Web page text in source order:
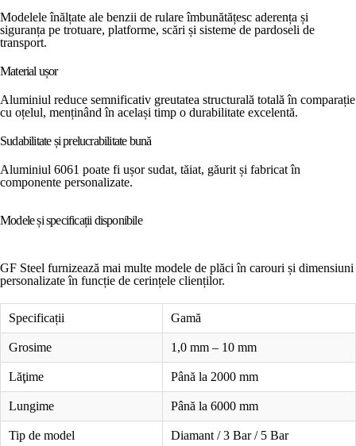
Modelele înălțate ale benzii de rulare îmbunătățesc aderența și
siguranța pe trotuare, platforme, scări și sisteme de pardoseli de
transport.
Material ușor
Aluminiul reduce semnificativ greutatea structurală totală în comparație
cu oțelul, menținând în același timp o durabilitate excelentă.
Sudabilitate și prelucrabilitate bună
Aluminiul 6061 poate fi ușor sudat, tăiat, găurit și fabricat în
componente personalizate.
Modele și specificații disponibile
GF Steel furnizează mai multe modele de plăci în carouri și dimensiuni
personalizate în funcție de cerințele clienților.
Specificații Gamă
Grosime 1,0 mm – 10 mm
Lăţime Până la 2000 mm
Lungime Până la 6000 mm
Tip de model Diamant / 3 Bar / 5 Bar